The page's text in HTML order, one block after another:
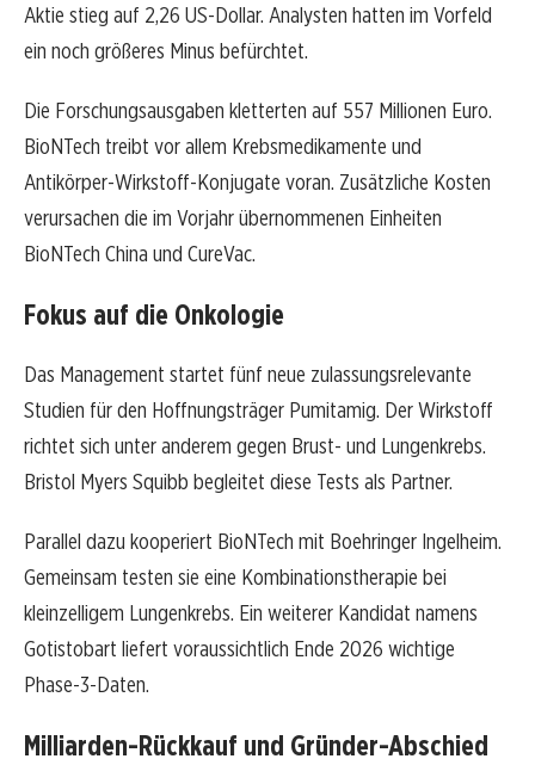
Aktie stieg auf 2,26 US-Dollar. Analysten hatten im Vorfeld
ein noch größeres Minus befürchtet.
Die Forschungsausgaben kletterten auf 557 Millionen Euro.
BioNTech treibt vor allem Krebsmedikamente und
Antikörper-Wirkstoff-Konjugate voran. Zusätzliche Kosten
verursachen die im Vorjahr übernommenen Einheiten
BioNTech China und CureVac.
Fokus auf die Onkologie
Das Management startet fünf neue zulassungsrelevante
Studien für den Hoffnungsträger Pumitamig. Der Wirkstoff
richtet sich unter anderem gegen Brust- und Lungenkrebs.
Bristol Myers Squibb begleitet diese Tests als Partner.
Parallel dazu kooperiert BioNTech mit Boehringer Ingelheim.
Gemeinsam testen sie eine Kombinationstherapie bei
kleinzelligem Lungenkrebs. Ein weiterer Kandidat namens
Gotistobart liefert voraussichtlich Ende 2026 wichtige
Phase-3-Daten.
Milliarden-Rückkauf und Gründer-Abschied